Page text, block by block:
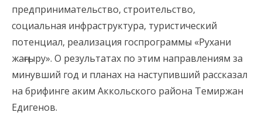
предпринимательство, строительство,
социальная инфраструктура, туристический
потенциал, реализация госпрограммы «Рухани
жаңғыру». О результатах по этим направлениям за
минувший год и планах на наступивший рассказал
на брифинге аким Аккольского района Темиржан
Едигенов.